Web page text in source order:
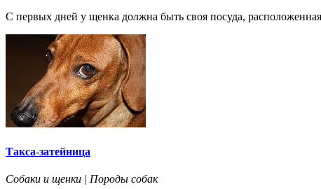
С первых дней у щенка должна быть своя посуда,
Такса-затейница
Собаки и щенки | Породы собак